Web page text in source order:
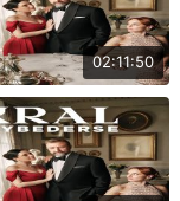
02:11:50